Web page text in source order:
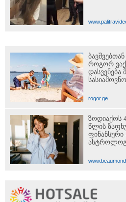
როგორ
დასვენება
rogor.ge
ზოდიაქოს
წლის